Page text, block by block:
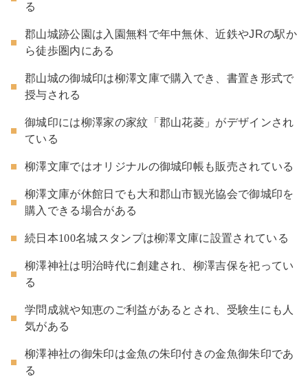
る
郡山城跡公園は入園無料で年中無休、近鉄やJRの駅か
ら徒歩圏内にある
郡山城の御城印は柳澤文庫で購入でき、書置き形式で
授与される
御城印には柳澤家の家紋「郡山花菱」がデザインされ
ている
柳澤文庫ではオリジナルの御城印帳も販売されている
柳澤文庫が休館日でも大和郡山市観光協会で御城印を
購入できる場合がある
続日本100名城スタンプは柳澤文庫に設置されている
柳澤神社は明治時代に創建され、柳澤吉保を祀ってい
る
学問成就や知恵のご利益があるとされ、受験生にも人
気がある
柳澤神社の御朱印は金魚の朱印付きの金魚御朱印であ
る